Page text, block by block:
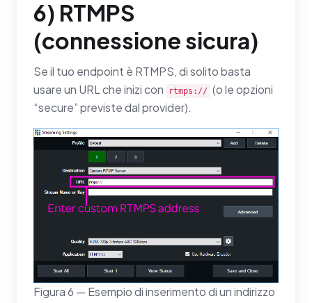
6) RTMPS
(connessione sicura)
Se il tuo endpoint è RTMPS, di solito basta
usare un URL che inizi con
rtmps:// (o le opzioni
“secure” previste dal provider).
Figura 6 — Esempio di inserimento di un indirizzo